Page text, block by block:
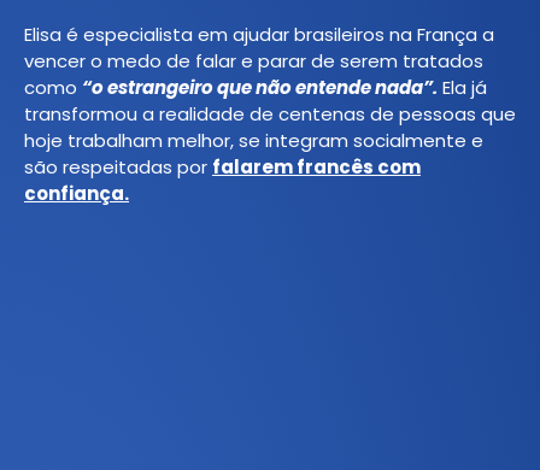
Elisa é especialista em ajudar brasileiros na França a
vencer o medo de falar e parar de serem tratados
como “o estrangeiro que não entende nada”. Ela já
transformou a realidade de centenas de pessoas que
hoje trabalham melhor, se integram socialmente e
são respeitadas por falarem francês com
confiança.